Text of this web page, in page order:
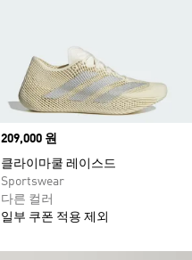
Price
209,000 원
클라이마쿨 레이스드
Sportswear
다른 컬러
일부 쿠폰 적용 제외